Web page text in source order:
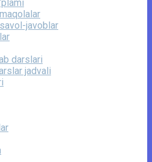
javoblar
darslari
jadvali